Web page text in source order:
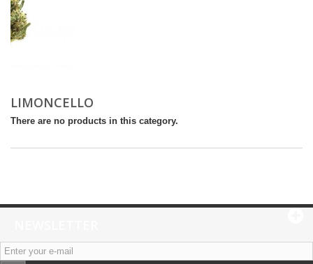
LIMONCELLO
There are no products in this category.